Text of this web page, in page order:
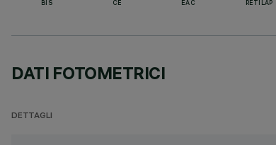
BIS CE EAC RETILAP
DATI FOTOMETRICI
DETTAGLI